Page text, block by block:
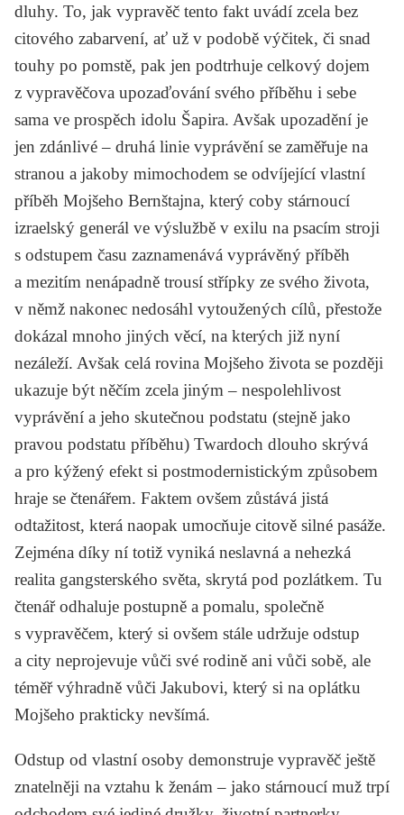
dluhy. To, jak vypravěč tento fakt uvádí zcela bez
citového zabarvení, ať už v podobě výčitek, či snad
touhy po pomstě, pak jen podtrhuje celkový dojem
z vypravěčova upozaďování svého příběhu i sebe
sama ve prospěch idolu Šapira. Avšak upozadění je
jen zdánlivé – druhá linie vyprávění se zaměřuje na
stranou a jakoby mimochodem se odvíjející vlastní
příběh Mojšeho Bernštajna, který coby stárnoucí
izraelský generál ve výslužbě v exilu na psacím stroji
s odstupem času zaznamenává vyprávěný příběh
a mezitím nenápadně trousí střípky ze svého života,
v němž nakonec nedosáhl vytoužených cílů, přestože
dokázal mnoho jiných věcí, na kterých již nyní
nezáleží. Avšak celá rovina Mojšeho života se později
ukazuje být něčím zcela jiným – nespolehlivost
vyprávění a jeho skutečnou podstatu (stejně jako
pravou podstatu příběhu) Twardoch dlouho skrývá
a pro kýžený efekt si postmodernistickým způsobem
hraje se čtenářem. Faktem ovšem zůstává jistá
odtažitost, která naopak umocňuje citově silné pasáže.
Zejména díky ní totiž vyniká neslavná a nehezká
realita gangsterského světa, skrytá pod pozlátkem. Tu
čtenář odhaluje postupně a pomalu, společně
s vypravěčem, který si ovšem stále udržuje odstup
a city neprojevuje vůči své rodině ani vůči sobě, ale
téměř výhradně vůči Jakubovi, který si na oplátku
Mojšeho prakticky nevšímá.
Odstup od vlastní osoby demonstruje vypravěč ještě
znatelněji na vztahu k ženám – jako stárnoucí muž trpí